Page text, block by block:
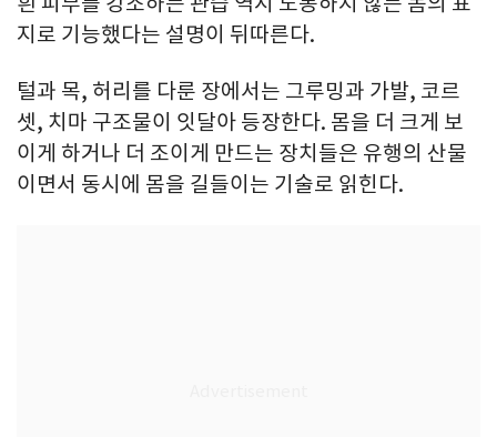
지로 기능했다는 설명이 뒤따른다.
털과 목, 허리를 다룬 장에서는 그루밍과 가발, 코르
셋, 치마 구조물이 잇달아 등장한다. 몸을 더 크게 보
이게 하거나 더 조이게 만드는 장치들은 유행의 산물
이면서 동시에 몸을 길들이는 기술로 읽힌다.